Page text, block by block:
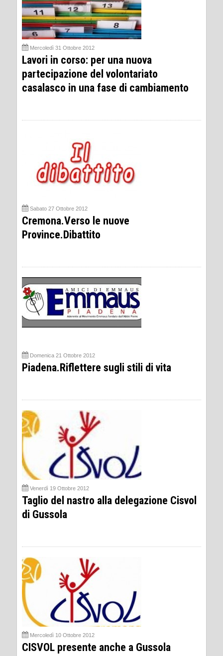
Mercoledì 31 Ottobre 2012
Lavori in corso: per una nuova
partecipazione del volontariato
casalasco in una fase di cambiamento
Sabato 27 Ottobre 2012
Cremona.Verso le nuove
Province.Dibattito
Domenica 21 Ottobre 2012
Piadena.Riflettere sugli stili di vita
Venerdì 19 Ottobre 2012
Taglio del nastro alla delegazione Cisvol
di Gussola
Mercoledì 10 Ottobre 2012
CISVOL presente anche a Gussola